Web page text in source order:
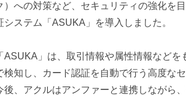
）への対策など、セキュリティの強化を
システム「ASUKA」を導入しました。
「ASUKA」は、取引情報や属性情報など
検知し、カード認証を自動で行う高度な
後、アクルはアンファーと連携しながら